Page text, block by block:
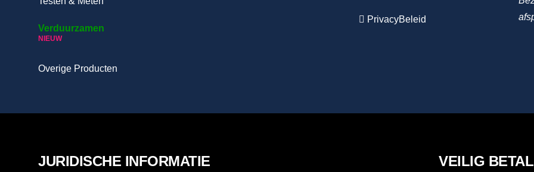
Verduurzamen
NIEUW
Overige Producten
PrivacyBeleid
JURIDISCHE INFORMATIE VEILIG